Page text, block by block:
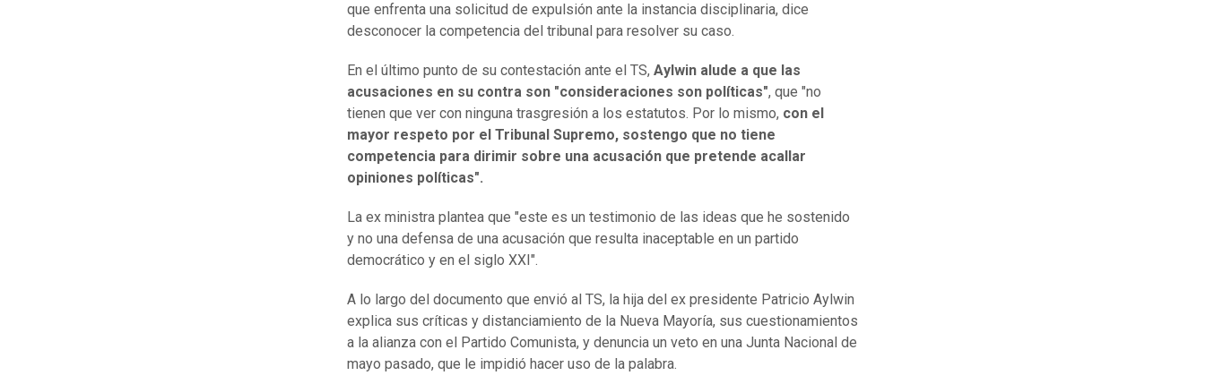
que enfrenta una solicitud de expulsión ante la instancia disciplinaria, dice
desconocer la competencia del tribunal para resolver su caso.
En el último punto de su contestación ante el TS, Aylwin alude a que las
acusaciones en su contra son "consideraciones son políticas", que "no
tienen que ver con ninguna trasgresión a los estatutos. Por lo mismo, con el
mayor respeto por el Tribunal Supremo, sostengo que no tiene
competencia para dirimir sobre una acusación que pretende acallar
opiniones políticas".
La ex ministra plantea que "este es un testimonio de las ideas que he sostenido
y no una defensa de una acusación que resulta inaceptable en un partido
democrático y en el siglo XXI".
A lo largo del documento que envió al TS, la hija del ex presidente Patricio Aylwin
explica sus críticas y distanciamiento de la Nueva Mayoría, sus cuestionamientos
a la alianza con el Partido Comunista, y denuncia un veto en una Junta Nacional de
mayo pasado, que le impidió hacer uso de la palabra.